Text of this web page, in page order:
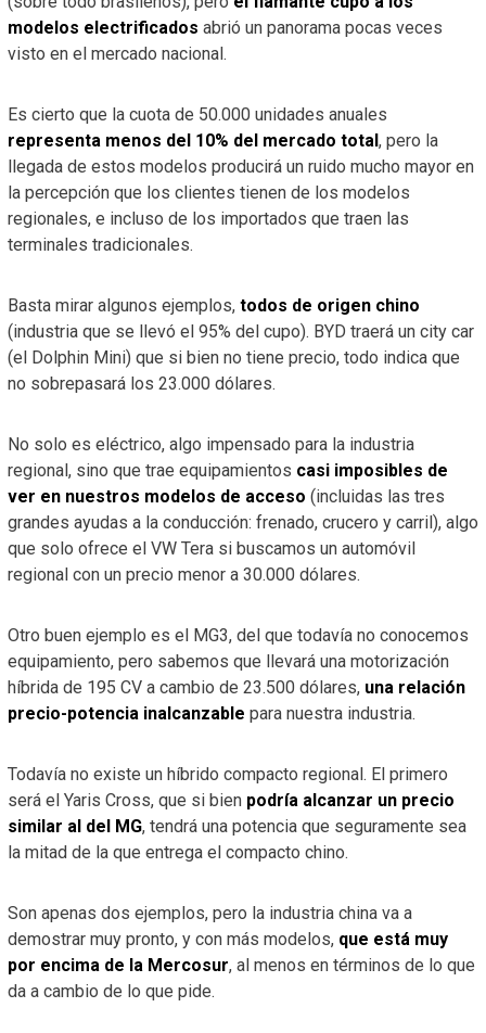
modelos electrificados abrió un panorama pocas veces
visto en el mercado nacional.
Es cierto que la cuota de 50.000 unidades anuales
representa menos del 10% del mercado total , pero la
llegada de estos modelos producirá un ruido mucho mayor en
la percepción que los clientes tienen de los modelos
regionales, e incluso de los importados que traen las
terminales tradicionales.
Basta mirar algunos ejemplos, todos de origen chino
(industria que se llevó el 95% del cupo). BYD traerá un city car
(el Dolphin Mini) que si bien no tiene precio, todo indica que
no sobrepasará los 23.000 dólares.
No solo es eléctrico, algo impensado para la industria
regional, sino que trae equipamientos casi imposibles de
ver en nuestros modelos de acceso (incluidas las tres
grandes ayudas a la conducción: frenado, crucero y carril), algo
que solo ofrece el VW Tera si buscamos un automóvil
regional con un precio menor a 30.000 dólares.
Otro buen ejemplo es el MG3, del que todavía no conocemos
equipamiento, pero sabemos que llevará una motorización
híbrida de 195 CV a cambio de 23.500 dólares, una relación
precio-potencia inalcanzable para nuestra industria.
Todavía no existe un híbrido compacto regional. El primero
será el Yaris Cross, que si bien podría alcanzar un precio
similar al del MG, tendrá una potencia que seguramente sea
la mitad de la que entrega el compacto chino.
Son apenas dos ejemplos, pero la industria china va a
demostrar muy pronto, y con más modelos, que está muy
por encima de la Mercosur, al menos en términos de lo que
da a cambio de lo que pide.